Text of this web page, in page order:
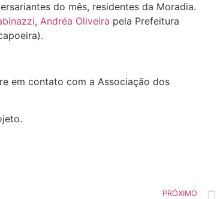
do mês, residentes da Moradia.
, Andréa Oliveira pela Prefeitura
em contato com a Associação dos
PRÓXIMO